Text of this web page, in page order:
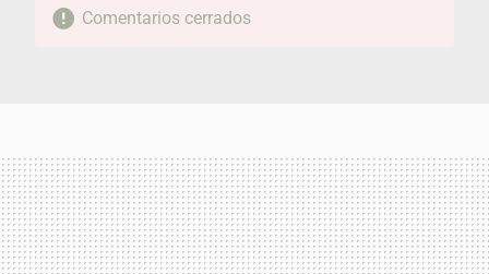
Comentarios cerrados